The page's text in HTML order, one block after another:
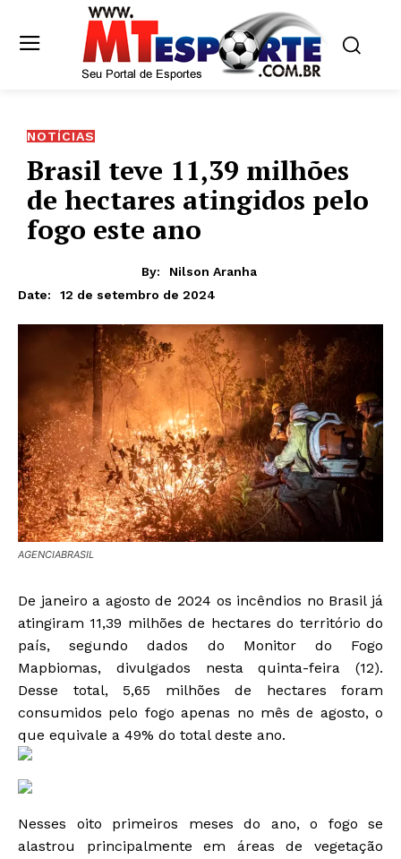
NOTÍCIAS
Brasil teve 11,39 milhões
de hectares atingidos pelo
fogo este ano
By:
Nilson Aranha
Date:
12 de setembro de 2024
AGENCIABRASIL
De janeiro a agosto de 2024 os incêndios no Brasil já
atingiram 11,39 milhões de hectares do território do
país, segundo dados do Monitor do Fogo
Mapbiomas, divulgados nesta quinta-feira (12).
Desse total, 5,65 milhões de hectares foram
consumidos pelo fogo apenas no mês de agosto, o
que equivale a 49% do total deste ano.
Nesses oito primeiros meses do ano, o fogo se
alastrou principalmente em áreas de vegetação